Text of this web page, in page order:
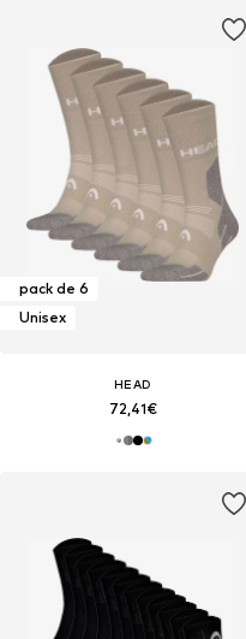
pack de 6
Unisex
HEAD
72,41€